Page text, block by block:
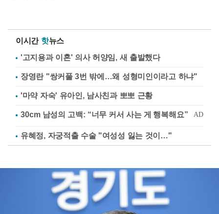
이시간 핫뉴스
'고지용과 이혼' 의사 허양임, 새 출발했다
장영란 "쌍커풀 3번 밖에…왜 성형미인이라고 하냐"
'마약 자숙' 유아인, 남사친과 뽀뽀 근황
유혜정, 자궁적출 수술 "여성성 잃는 것이…"